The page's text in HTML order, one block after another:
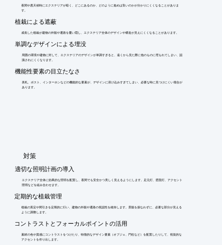
夜間や悪天候時にエクステリアが暗く、どこにあるのか、どのように進めば良いのかが分かりにくくなることがありま
す。
植栽による遮蔽
成長した植栽が建物の外観や通路を覆い隠し、エクステリア全体のデザインや構造が見えにくくなることがあります。
単調なデザインによる埋没
周囲の環境や建物に対して、エクステリアのデザインが単調すぎると、遠くから見た際に他のものに埋もれてしまい、認
識されにくくなります。
機能性要素の目立たなさ
表札、ポスト、インターホンなどの機能的な要素が、デザインに溶け込みすぎてしまい、必要な時に見つけにくい場合が
あります。
​対策
適切な照明計画の導入
エクステリア全体に効果的な照明を配置し、夜間でも安全かつ美しく見えるようにします。足元灯、壁面灯、アクセント
照明などを組み合わせます。
定期的な植栽管理
植栽の剪定や間引きを定期的に行い、建物の外観や通路の視認性を維持します。景観を損なわずに、必要な部分が見える
ように調整します。
コントラストとフォーカルポイントの活用
素材の色や質感にコントラストをつけたり、特徴的なデザイン要素（オブジェ、門柱など）を配置したりして、視覚的な
アクセントを作り出します。